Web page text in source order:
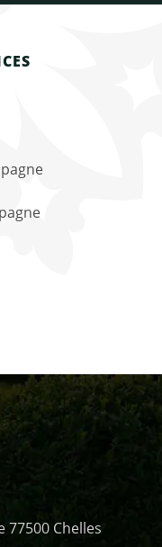
77500 Chelles